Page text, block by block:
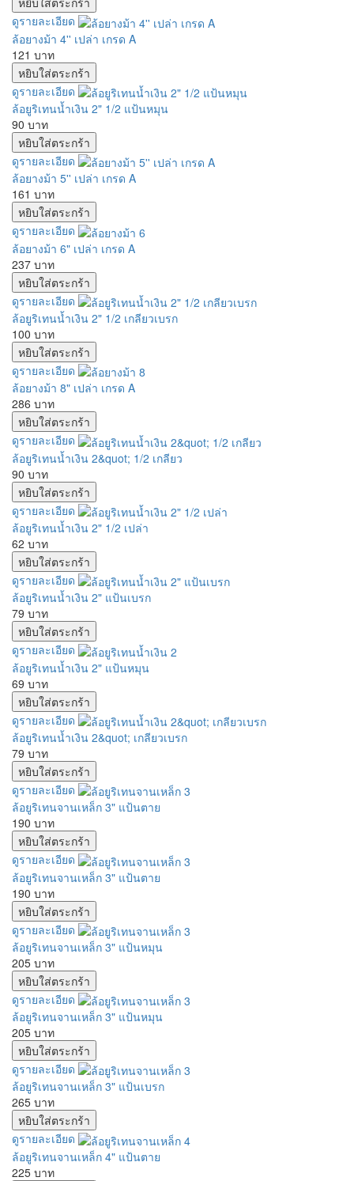
ดูรายละเอียด
ล้อยางม้า 4'' เปล่า เกรด A
121 บาท
ดูรายละเอียด
ล้อยูริเทนน้ำเงิน 2" 1/2 แป้นหมุน
90 บาท
ดูรายละเอียด
ล้อยางม้า 5'' เปล่า เกรด A
161 บาท
ดูรายละเอียด
ล้อยางม้า 6" เปล่า เกรด A
237 บาท
ดูรายละเอียด
ล้อยูริเทนน้ำเงิน 2" 1/2 เกลียวเบรก
100 บาท
ดูรายละเอียด
ล้อยางม้า 8" เปล่า เกรด A
286 บาท
ดูรายละเอียด
ล้อยูริเทนน้ำเงิน 2&quot; 1/2 เกลียว
90 บาท
ดูรายละเอียด
ล้อยูริเทนน้ำเงิน 2" 1/2 เปล่า
62 บาท
ดูรายละเอียด
ล้อยูริเทนน้ำเงิน 2" แป้นเบรก
79 บาท
ดูรายละเอียด
ล้อยูริเทนน้ำเงิน 2" แป้นหมุน
69 บาท
ดูรายละเอียด
ล้อยูริเทนน้ำเงิน 2&quot; เกลียวเบรก
79 บาท
ดูรายละเอียด
ล้อยูริเทนจานเหล็ก 3" แป้นตาย
190 บาท
ดูรายละเอียด
ล้อยูริเทนจานเหล็ก 3" แป้นตาย
190 บาท
ดูรายละเอียด
ล้อยูริเทนจานเหล็ก 3" แป้นหมุน
205 บาท
ดูรายละเอียด
ล้อยูริเทนจานเหล็ก 3" แป้นหมุน
205 บาท
ดูรายละเอียด
ล้อยูริเทนจานเหล็ก 3" แป้นเบรก
265 บาท
ดูรายละเอียด
ล้อยูริเทนจานเหล็ก 4" แป้นตาย
225 บาท